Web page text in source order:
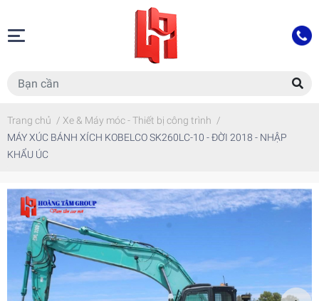
Trang chủ / Xe & Máy móc - Thiết bị công trình /
MÁY XÚC BÁNH XÍCH KOBELCO SK260LC-10 - ĐỜI 2018 - NHẬP
KHẨU ÚC